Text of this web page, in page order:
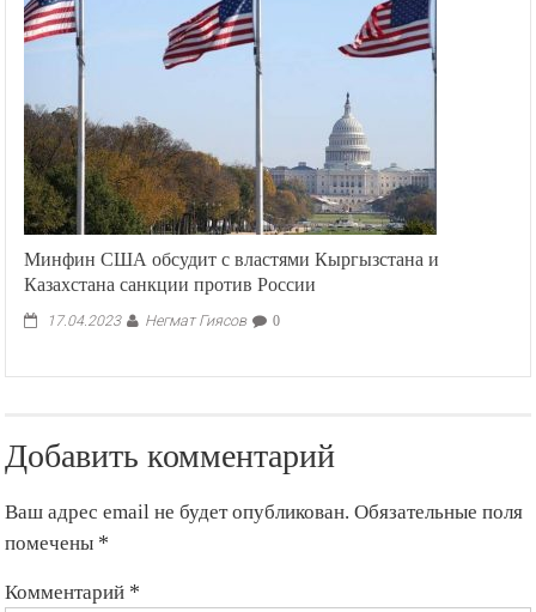
Минфин США обсудит с властями Кыргызстана и
Казахстана санкции против России
17.04.2023 Негмат Гиясов 0
Добавить комментарий
Ваш адрес email не будет опубликован. Обязательные поля
помечены *
Комментарий *